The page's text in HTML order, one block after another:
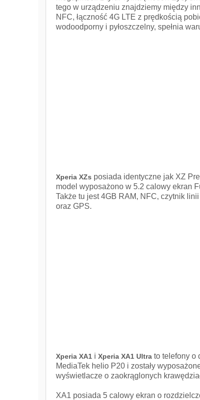
tego w urządzeniu znajdziemy między
NFC, łączność 4G LTE z prędkością
wodoodporny i pyłoszczelny, spełnia
Xperia XZs posiada identyczne jak XZ
model wyposażono w 5.2 calowy ekran
Także tu jest 4GB RAM, NFC, czytnik
oraz GPS.
Xperia XA1 iXperia XA1 Ultra to telefony o
MediaTek helio P20 i zostały
wyświetlacze o zaokrąglonych
XA1 posiada 5 calowy ekran o